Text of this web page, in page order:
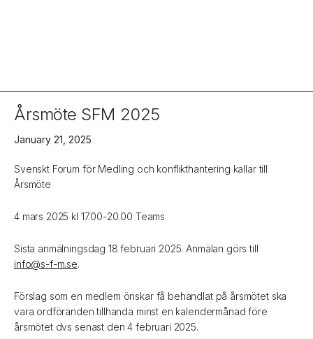
Årsmöte SFM 2025
January 21, 2025
Svenskt Forum för Medling och konflikthantering kallar till
Årsmöte
4 mars 2025 kl 17.00-20.00 Teams
Sista anmälningsdag 18 februari 2025. Anmälan görs till
info@s-f-m.se.
Förslag som en medlem önskar få behandlat på årsmötet ska
vara ordföranden tillhanda minst en kalendermånad före
årsmötet dvs senast den 4 februari 2025.